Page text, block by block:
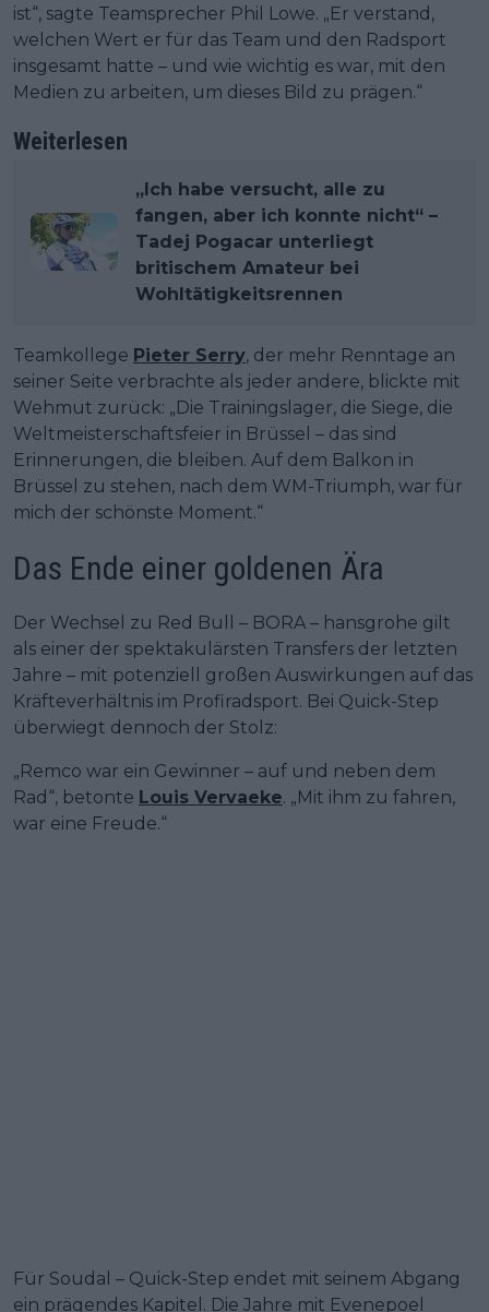
ist“, sagte Teamsprecher Phil Lowe. „Er verstand,
welchen Wert er für das Team und den Radsport
insgesamt hatte – und wie wichtig es war, mit den
Medien zu arbeiten, um dieses Bild zu prägen.“
Weiterlesen
„Ich habe versucht, alle zu
fangen, aber ich konnte nicht“ –
Tadej Pogacar unterliegt
britischem Amateur bei
Wohltätigkeitsrennen
Teamkollege Pieter Serry, der mehr Renntage an
seiner Seite verbrachte als jeder andere, blickte mit
Wehmut zurück: „Die Trainingslager, die Siege, die
Weltmeisterschaftsfeier in Brüssel – das sind
Erinnerungen, die bleiben. Auf dem Balkon in
Brüssel zu stehen, nach dem WM-Triumph, war für
mich der schönste Moment.“
Das Ende einer goldenen Ära
Der Wechsel zu Red Bull – BORA – hansgrohe gilt
als einer der spektakulärsten Transfers der letzten
Jahre – mit potenziell großen Auswirkungen auf das
Kräfteverhältnis im Profiradsport. Bei Quick-Step
überwiegt dennoch der Stolz:
„Remco war ein Gewinner – auf und neben dem
Rad“, betonte Louis Vervaeke. „Mit ihm zu fahren,
war eine Freude.“
Für Soudal – Quick-Step endet mit seinem Abgang
ein prägendes Kapitel. Die Jahre mit Evenepoel